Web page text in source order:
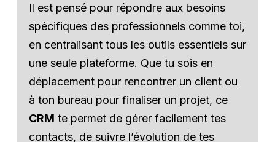
Il est pensé pour répondre aux besoins
spécifiques des professionnels comme toi,
en centralisant tous les outils essentiels sur
une seule plateforme. Que tu sois en
déplacement pour rencontrer un client ou
à ton bureau pour finaliser un projet, ce
CRM te permet de gérer facilement tes
contacts, de suivre l’évolution de tes